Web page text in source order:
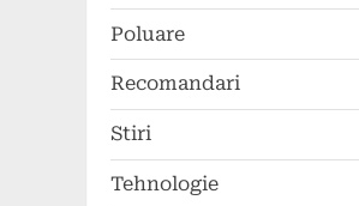
Poluare
Recomandari
Stiri
Tehnologie